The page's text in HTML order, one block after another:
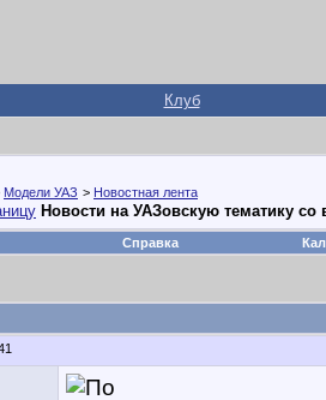
Клуб
Модели УАЗ > Новостная лента
Новости на УАЗовскую тематику со
Справка